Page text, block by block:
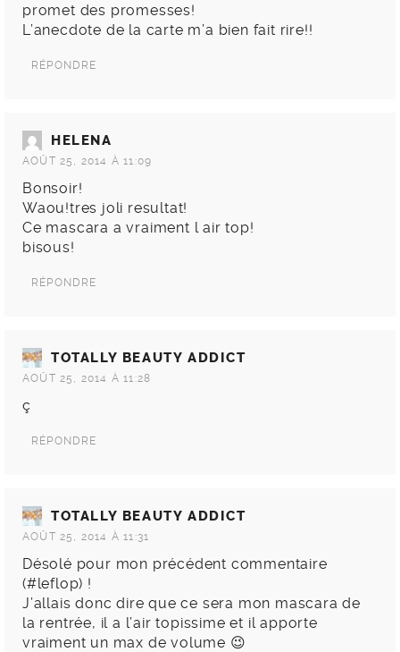
promet des promesses!
L’anecdote de la carte m’a bien fait rire!!
RÉPONDRE
HELENA
AOÛT 25, 2014 À 11:09
Bonsoir!
Waou!tres joli resultat!
Ce mascara a vraiment l air top!
bisous!
RÉPONDRE
TOTALLY BEAUTY ADDICT
AOÛT 25, 2014 À 11:28
ç
RÉPONDRE
TOTALLY BEAUTY ADDICT
AOÛT 25, 2014 À 11:31
Désolé pour mon précédent commentaire
(#leflop) !
J’allais donc dire que ce sera mon mascara de
la rentrée, il a l’air topissime et il apporte
vraiment un max de volume 😉